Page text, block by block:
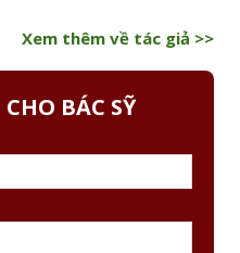
Xem thêm về tác giả >>
BÁC SỸ